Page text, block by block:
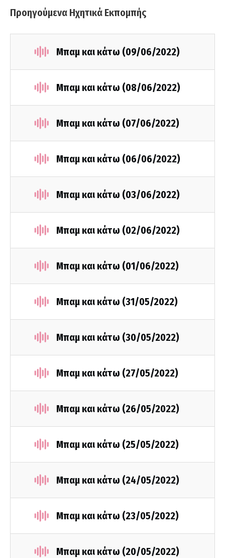
Προηγούμενα Ηχητικά Εκπομπής
Μπαμ και κάτω (09/06/2022)
Μπαμ και κάτω (08/06/2022)
Μπαμ και κάτω (07/06/2022)
Μπαμ και κάτω (06/06/2022)
Μπαμ και κάτω (03/06/2022)
Μπαμ και κάτω (02/06/2022)
Μπαμ και κάτω (01/06/2022)
Μπαμ και κάτω (31/05/2022)
Μπαμ και κάτω (30/05/2022)
Μπαμ και κάτω (27/05/2022)
Μπαμ και κάτω (26/05/2022)
Μπαμ και κάτω (25/05/2022)
Μπαμ και κάτω (24/05/2022)
Μπαμ και κάτω (23/05/2022)
Μπαμ και κάτω (20/05/2022)